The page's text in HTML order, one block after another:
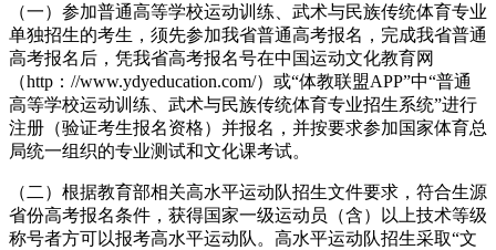
（一）参加普通高等学校运动训练、武术与民族传统体育专业
单独招生的考生，须先参加我省普通高考报名，完成我省普通
高考报名后，凭我省高考报名号在中国运动文化教育网
（http：//www.ydyeducation.com/）或“体教联盟APP”中“普通
高等学校运动训练、武术与民族传统体育专业招生系统”进行
注册（验证考生报名资格）并报名，并按要求参加国家体育总
局统一组织的专业测试和文化课考试。
（二）根据教育部相关高水平运动队招生文件要求，符合生源
省份高考报名条件，获得国家一级运动员（含）以上技术等级
称号者方可以报考高水平运动队。高水平运动队招生采取“文